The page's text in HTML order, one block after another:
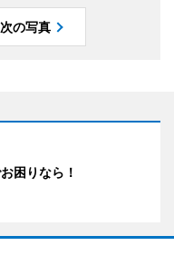
次の写真
困りなら！